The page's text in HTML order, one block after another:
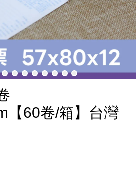
【60卷/箱】台灣